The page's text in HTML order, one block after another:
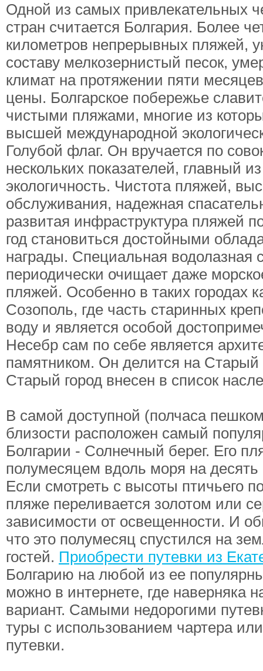
Одной из самых привлекательных
стран считается Болгария. Более
километров непрерывных пляжей,
составу мелкозернистый песок,
климат на протяжении пяти
цены. Болгарское побережье
чистыми пляжами, многие из
высшей международной
Голубой флаг. Он вручается по
нескольких показателей, главный
экологичность. Чистота пляжей,
обслуживания, надежная
развитая инфраструктура пляжей
год становиться достойными
награды. Специальная водолазная
периодически очищает даже
пляжей. Особенно в таких городах
Созополь, где часть старинных
воду и является особой
Несебр сам по себе является
памятником. Он делится на
Старый город внесен в список
В самой доступной (полчаса
близости расположен самый
Болгарии - Солнечный берег. Его
полумесяцем вдоль моря на десять
Если смотреть с высоты птичьего
пляже переливается золотом или
зависимости от освещенности. И
что это полумесяц спустился на
гостей. Приобрести путевки из
Болгарию на любой из ее
можно в интернете, где наверняка
вариант. Самыми недорогими
туры с использованием чартера
путевки.